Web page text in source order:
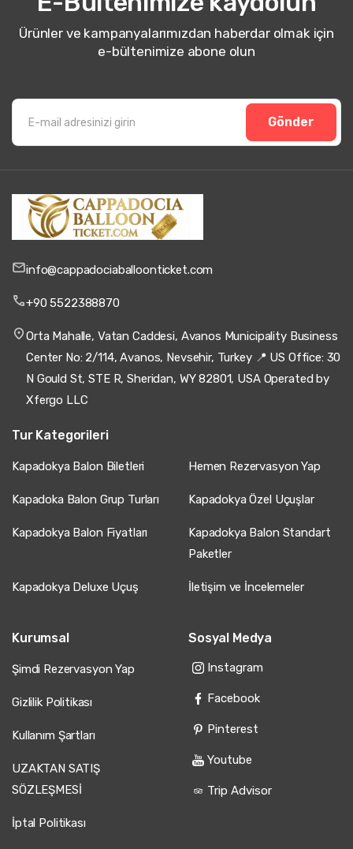
Ürünler ve kampanyalarımızdan haberdar olmak için
e-bültenimize abone olun
Gönder
info@cappadociaballoonticket.com
+90 5522388870
Orta Mahalle, Vatan Caddesi, Avanos Municipality Business
Center No: 2/114, Avanos, Nevsehir, Turkey 📍 US Office: 30
N Gould St, STE R, Sheridan, WY 82801, USA Operated by
Xfergo LLC
Tur Kategorileri
Kapadokya Balon Biletleri Hemen Rezervasyon Yap
Kapadoka Balon Grup Turları Kapadokya Özel Uçuşlar
Kapadokya Balon Fiyatları
Kapadokya Balon Standart
Paketler
Kapadokya Deluxe Uçuş İletişim ve İncelemeler
Kurumsal
Şimdi Rezervasyon Yap
Gizlilik Politikası
Kullanım Şartları
UZAKTAN SATIŞ
SÖZLEŞMESİ
İptal Politikası
Sosyal Medya
Instagram
Facebook
Pinterest
Youtube
Trip Advisor